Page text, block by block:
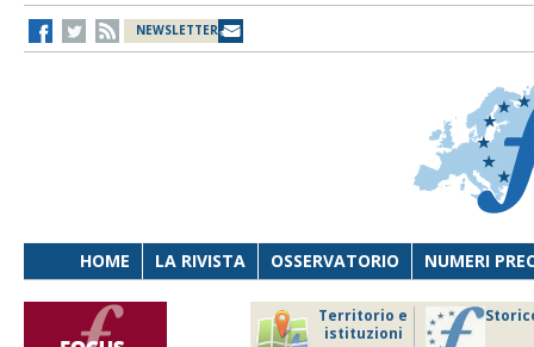
NEWSLETTER
HOME LA RIVISTA OSSERVATORIO NUMERI
Territorio e
istituzioni